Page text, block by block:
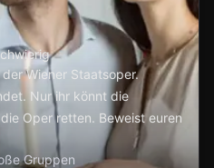
Wiener Staatsoper.
Nur ihr könnt die
Oper retten. Beweist euren
Gruppen